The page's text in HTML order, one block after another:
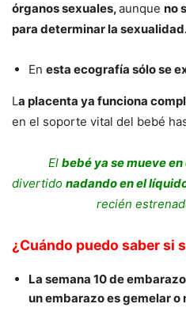
órganos sexuales,aunque no
para determinar la
En esta ecografía sólo se
La placenta ya funciona
en el soporte vital del bebé
El bebé ya se mueve
divertido nadando en el
recién
¿Cuándo puedo saber si
La semana 10 de
un embarazo es gemelar o